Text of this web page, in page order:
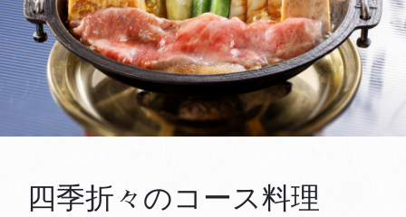
四季折々のコース料理